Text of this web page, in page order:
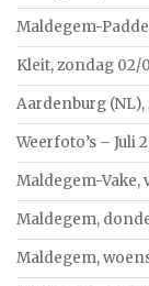
Maldegem-
Kleit, zondag 02/
Aardenburg (NL),
Weerfoto’s – Juli
Maldegem-Vake,
Maldegem,
Maldegem,